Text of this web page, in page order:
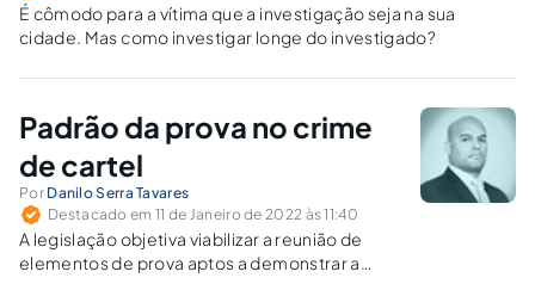
É cômodo para a vítima que a investigação seja na sua
cidade. Mas como investigar longe do investigado?
Padrão da prova no crime
de cartel
Por Danilo Serra Tavares
Destacado em 11 de Janeiro de 2022 às 11:40
A legislação objetiva viabilizar a reunião de
elementos de prova aptos a demonstrar a